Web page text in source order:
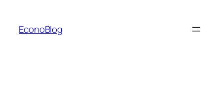
contenido
EconoBlog